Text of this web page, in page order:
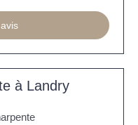
à Landry